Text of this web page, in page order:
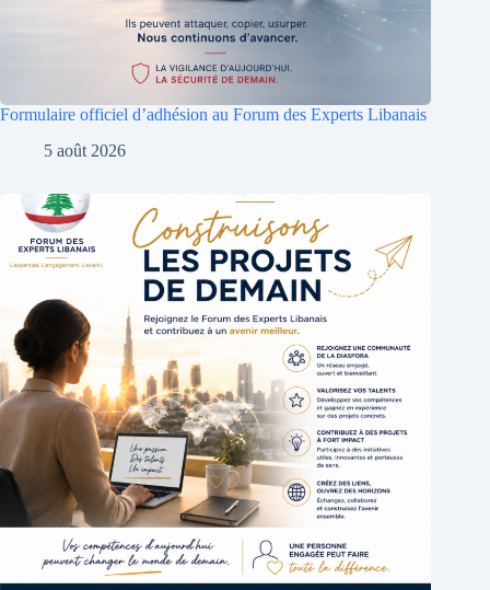
Formulaire officiel d’adhésion au Forum des Experts Libanais
5 août 2026